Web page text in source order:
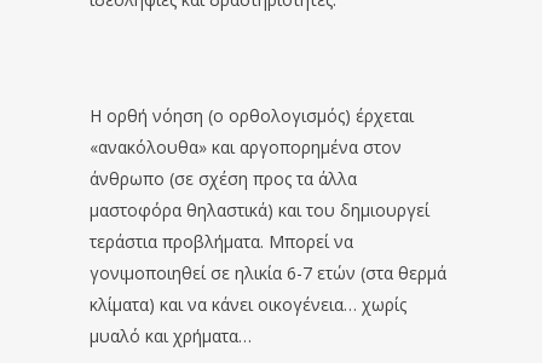
Η ορθή νόηση (ο ορθολογισμός) έρχεται
«ανακόλουθα» και αργοπορημένα στον
άνθρωπο (σε σχέση προς τα άλλα
μαστοφόρα θηλαστικά) και του δημιουργεί
τεράστια προβλήματα. Μπορεί να
γονιμοποιηθεί σε ηλικία 6-7 ετών (στα θερμά
κλίματα) και να κάνει οικογένεια… χωρίς
μυαλό και χρήματα…